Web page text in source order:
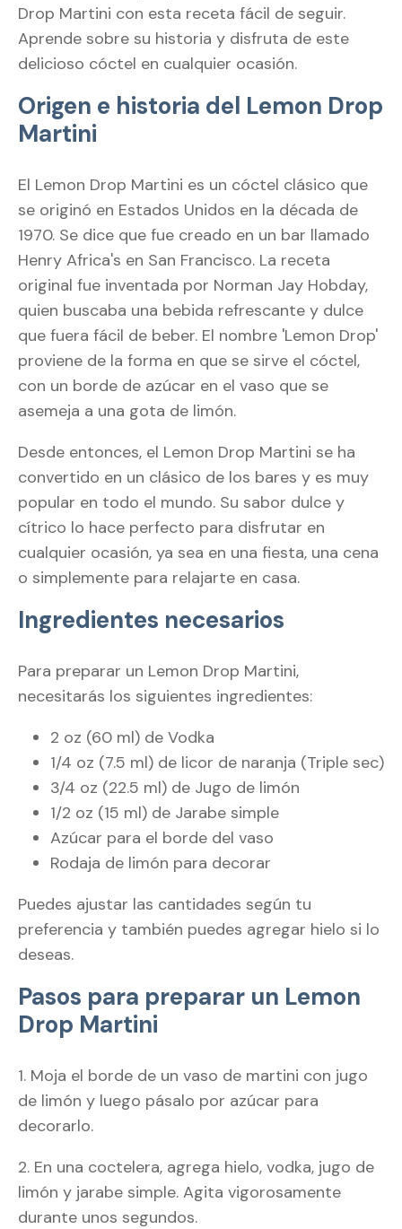
Drop Martini con esta receta fácil de seguir.
Aprende sobre su historia y disfruta de este
delicioso cóctel en cualquier ocasión.
Origen e historia del Lemon Drop
Martini
El Lemon Drop Martini es un cóctel clásico que
se originó en Estados Unidos en la década de
1970. Se dice que fue creado en un bar llamado
Henry Africa's en San Francisco. La receta
original fue inventada por Norman Jay Hobday,
quien buscaba una bebida refrescante y dulce
que fuera fácil de beber. El nombre 'Lemon Drop'
proviene de la forma en que se sirve el cóctel,
con un borde de azúcar en el vaso que se
asemeja a una gota de limón.
Desde entonces, el Lemon Drop Martini se ha
convertido en un clásico de los bares y es muy
popular en todo el mundo. Su sabor dulce y
cítrico lo hace perfecto para disfrutar en
cualquier ocasión, ya sea en una fiesta, una cena
o simplemente para relajarte en casa.
Ingredientes necesarios
Para preparar un Lemon Drop Martini,
necesitarás los siguientes ingredientes:
2 oz (60 ml) de Vodka
1/4 oz (7.5 ml) de licor de naranja (Triple sec)
3/4 oz (22.5 ml) de Jugo de limón
1/2 oz (15 ml) de Jarabe simple
Azúcar para el borde del vaso
Rodaja de limón para decorar
Puedes ajustar las cantidades según tu
preferencia y también puedes agregar hielo si lo
deseas.
Pasos para preparar un Lemon
Drop Martini
1. Moja el borde de un vaso de martini con jugo
de limón y luego pásalo por azúcar para
decorarlo.
2. En una coctelera, agrega hielo, vodka, jugo de
limón y jarabe simple. Agita vigorosamente
durante unos segundos.